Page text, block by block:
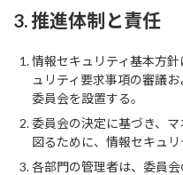
3. 推進体制と責任
情報セキュリティ基本方
ュリティ要求事項の審議
委員会を設置する。
委員会の決定に基づき、
図るために、情報セキュリ
各部門の管理者は、委員